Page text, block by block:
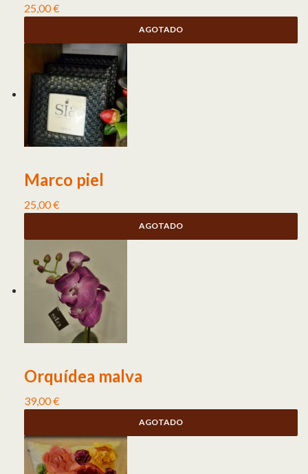
25,00€
AGOTADO
Marco piel
25,00€
AGOTADO
Orquídea malva
39,00€
AGOTADO